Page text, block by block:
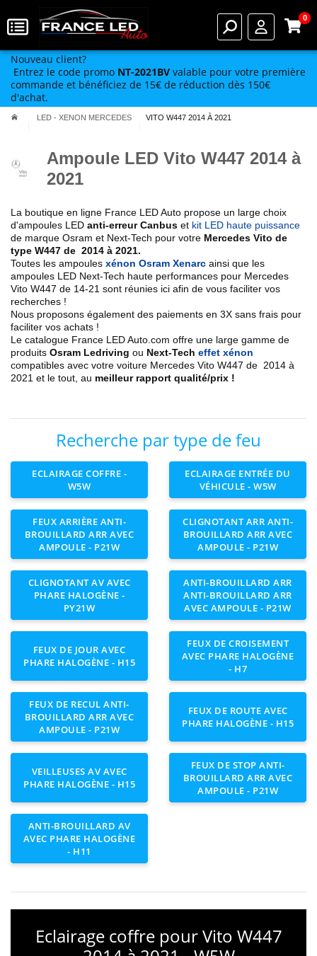
0
Nouveau client?
Entrez le code promo NT-2021BV valable pour votre première
commande et bénéficiez de 15€ de réduction dès 150€
d'achat.
LED - XENON MERCEDES VITO W447 2014 À 2021
Ampoule LED Vito W447 2014 à
2021
La boutique en ligne France LED Auto propose un large choix
d'ampoules LED anti-erreur Canbus et kit LED haute puissance
de marque Osram et Next-Tech pour votre Mercedes Vito de
type W447 de 2014 à 2021.
Toutes les ampoules xénon Osram Xenarc ainsi que les
ampoules LED Next-Tech haute performances pour Mercedes
Vito W447 de 14-21 sont réunies ici afin de vous faciliter vos
recherches !
Nous proposons également des paiements en 3X sans frais pour
faciliter vos achats !
Le catalogue France LED Auto.com offre une large gamme de
produits Osram Ledriving ou Next-Tech effet xénon
compatibles avec votre voiture Mercedes Vito W447 de 2014 à
2021 et le tout, au meilleur rapport qualité/prix !
Recherche par type de feu
ECLAIRAGE COFFRE -
W5W
ECLAIRAGE ENTRÉE DU
VÉHICULE - W5W
FEUX ARRIÈRE ANTI-
BROUILLARD ARR AVEC
AMPOULE - P21W
CLIGNOTANT ARR ANTI-
BROUILLARD ARR AVEC
AMPOULE - P21W
CLIGNOTANT AV AVEC
PHARE HALOGÈNE -
PY21W
ANTI-BROUILLARD ARR
ANTI-BROUILLARD ARR
AVEC AMPOULE - P21W
FEUX DE JOUR AVEC
PHARE HALOGÈNE - H15
FEUX DE CROISEMENT
AVEC PHARE HALOGÈNE
- H7
FEUX DE RECUL ANTI-
BROUILLARD ARR AVEC
AMPOULE - P21W
FEUX DE ROUTE AVEC
PHARE HALOGÈNE - H15
VEILLEUSES AV AVEC
PHARE HALOGÈNE - H15
FEUX DE STOP ANTI-
BROUILLARD ARR AVEC
AMPOULE - P21W
ANTI-BROUILLARD AV
AVEC PHARE HALOGÈNE
- H11
Eclairage coffre pour Vito W447